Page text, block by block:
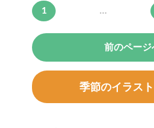
1 …
前のページ
季節のイラス